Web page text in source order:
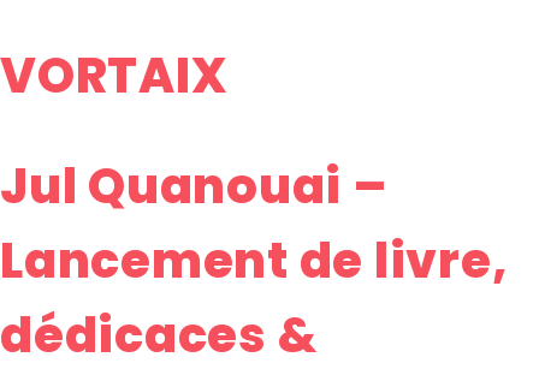
VORTAIX
Jul Quanouai –
Lancement de livre,
dédicaces &